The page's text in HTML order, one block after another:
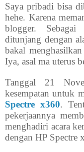
Saya pribadi bisa
hehe. Karena
blogger.
ditunjang dengan
bakal
Iya, asal ma uterus
Tanggal 21
kesempatan untuk
Spectre x360.
pekerjaannya
menghadiri acara
dengan HP Spectre